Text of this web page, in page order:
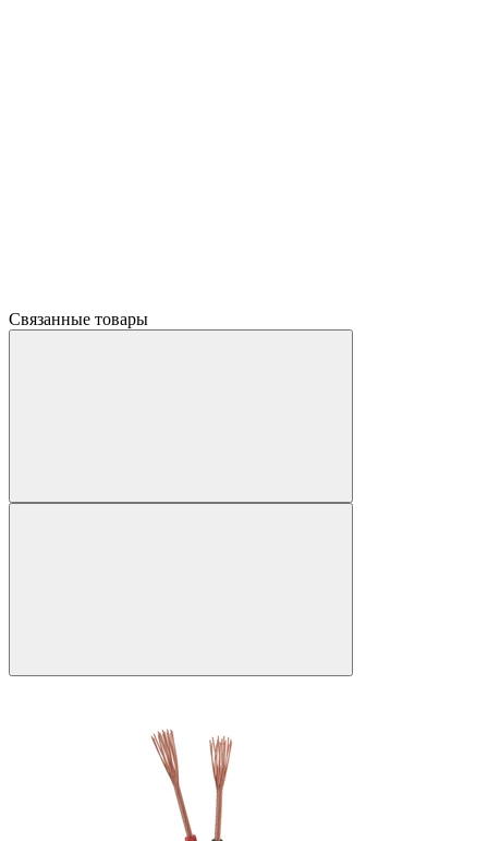
Связанные товары